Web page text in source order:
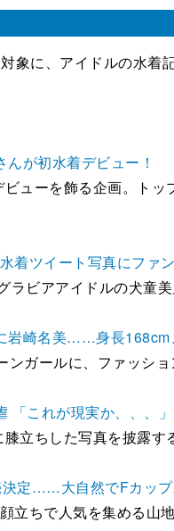
象に、アイドルの水着
が初水着デビュー！
ーを飾る企画。トッ
着ツイート写真にファ
ビアアイドルの犬童
岩崎名美……身長168cm
ガールに、ファッショ
これが現実か、、、」
立ちした写真を披露す
定……大自然でFカップ
ちで人気を集める山